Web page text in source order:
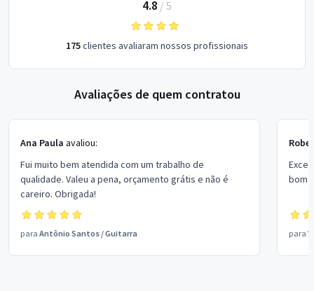
4.8 / 5
175clientes avaliaram nossos profissionais
Avaliações de quem contratou
Ana Paula avaliou:
Fui muito bem atendida com um trabalho de
qualidade. Valeu a pena, orçamento grátis e não é
careiro. Obrigada!
para Antônio Santos /Guitarra
bom
para